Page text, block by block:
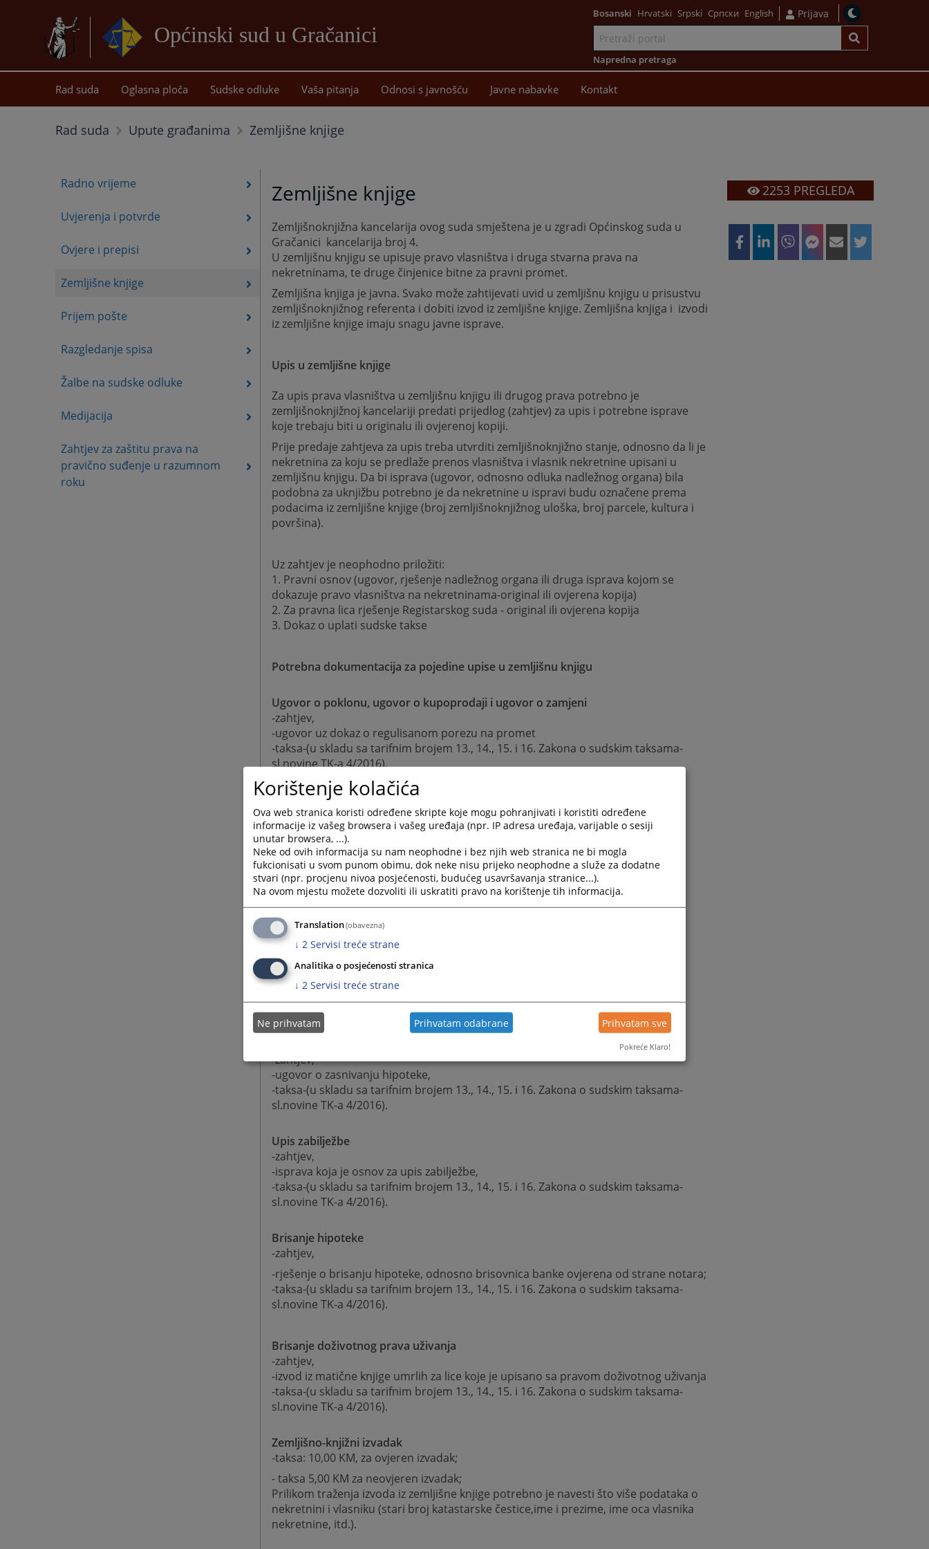
Općinski sud u Gračanici
sadržaj
Bosanski Hrvatski Srpski Српски English Prijava
Napredna pretraga
Rad suda Oglasna ploča Sudske odluke Vaša pitanja Odnosi s javnošću Javne nabavke Kontakt
Rad suda Upute građanima Zemljišne knjige
Radno vrijeme
Uvjerenja i potvrde
Ovjere i prepisi
Zemljišne knjige
Prijem pošte
Razgledanje spisa
Žalbe na sudske odluke
Medijacija
Zahtjev za zaštitu prava na
pravično suđenje u razumnom
roku
Zemljišne knjige
Zemljišnoknjižna kancelarija ovog suda smještena je u zgradi Općinskog suda u
Gračanici kancelarija broj 4.
U zemljišnu knjigu se upisuje pravo vlasništva i druga stvarna prava na
nekretninama, te druge činjenice bitne za pravni promet.
Zemljišna knjiga je javna. Svako može zahtijevati uvid u zemljišnu knjigu u prisustvu
zemljišnoknjižnog referenta i dobiti izvod iz zemljišne knjige. Zemljišna knjiga i izvodi
iz zemljišne knjige imaju snagu javne isprave.
Upis u zemljišne knjige
Za upis prava vlasništva u zemljišnu knjigu ili drugog prava potrebno je
zemljišnoknjižnoj kancelariji predati prijedlog (zahtjev) za upis i potrebne isprave
koje trebaju biti u originalu ili ovjerenoj kopiji.
Prije predaje zahtjeva za upis treba utvrditi zemljišnoknjižno stanje, odnosno da li je
nekretnina za koju se predlaže prenos vlasništva i vlasnik nekretnine upisani u
zemljišnu knjigu. Da bi isprava (ugovor, odnosno odluka nadležnog organa) bila
podobna za uknjižbu potrebno je da nekretnine u ispravi budu označene prema
podacima iz zemljišne knjige (broj zemljišnoknjižnog uloška, broj parcele, kultura i
površina).
Uz zahtjev je neophodno priložiti:
1. Pravni osnov (ugovor, rješenje nadležnog organa ili druga isprava kojom se
dokazuje pravo vlasništva na nekretninama-original ili ovjerena kopija)
2. Za pravna lica rješenje Registarskog suda - original ili ovjerena kopija
3. Dokaz o uplati sudske takse
Potrebna dokumentacija za pojedine upise u zemljišnu knjigu
Ugovor o poklonu, ugovor o kupoprodaji i ugovor o zamjeni
-zahtjev,
-ugovor uz dokaz o regulisanom porezu na promet
-taksa-(u skladu sa tarifnim brojem 13., 14., 15. i 16. Zakona o sudskim taksama-
sl.novine TK-a 4/2016).
Dioba nekretnina
-zahtjev,
-ugovor o diobi
uz dokaz o regulisanom porezu na promet
taksa-(u skladu sa tarifnim brojem 13., 14., 15. i 16. Zakona o sudskim taksama-
sl.novine TK-a 4/2016).
Ugovor o doživotnom izdržavanju
-zahtjev,
-ugovor o doživotnom izdržavanju uz dokaz o regulisanom porezu na promet,
-izvod iz matične knjige umrlih za primaoca izdržavanja,
-taksa-(u skladu sa tarifnim brojem 13., 14., 15. i 16. Zakona o sudskim taksama-
sl.novine TK-a 4/2016).
-zahtjev,
-ugovor o zasnivanju hipoteke,
-taksa-(u skladu sa tarifnim brojem 13., 14., 15. i 16. Zakona o sudskim taksama-
sl.novine TK-a 4/2016).
Upis zabilježbe
-zahtjev,
-isprava koja je osnov za upis zabilježbe,
-taksa-(u skladu sa tarifnim brojem 13., 14., 15. i 16. Zakona o sudskim taksama-
sl.novine TK-a 4/2016).
Brisanje hipoteke
-zahtjev,
-rješenje o brisanju hipoteke, odnosno brisovnica banke ovjerena od strane notara;
-taksa-(u skladu sa tarifnim brojem 13., 14., 15. i 16. Zakona o sudskim taksama-
sl.novine TK-a 4/2016).
Brisanje doživotnog prava uživanja
-zahtjev,
-izvod iz matične knjige umrlih za lice koje je upisano sa pravom doživotnog uživanja
-taksa-(u skladu sa tarifnim brojem 13., 14., 15. i 16. Zakona o sudskim taksama-
sl.novine TK-a 4/2016).
Zemljišno-knjižni izvadak
-taksa: 10,00 KM, za ovjeren izvadak;
- taksa 5,00 KM za neovjeren izvadak;
Prilikom traženja izvoda iz zemljišne knjige potrebno je navesti što više podataka o
nekretnini i vlasniku (stari broj katastarske čestice,ime i prezime, ime oca vlasnika
nekretnine, itd.).
2253PREGLEDA
Korištenje kolačića
Ova web stranica koristi određene skripte koje mogu pohranjivati i koristiti određene
informacije iz vašeg browsera i vašeg uređaja (npr. IP adresa uređaja, varijable o sesiji
unutar browsera, ...).
Neke od ovih informacija su nam neophodne i bez njih web stranica ne bi mogla
fukcionisati u svom punom obimu, dok neke nisu prijeko neophodne a služe za dodatne
stvari (npr. procjenu nivoa posjećenosti, budućeg usavršavanja stranice...).
Na ovom mjestu možete dozvoliti ili uskratiti pravo na korištenje tih informacija.
Translation(obavezna)
↓ 2 Servisi treće strane
Analitika o posjećenosti stranica
↓ 2 Servisi treće strane
Ne prihvatam Prihvatam odabrane Prihvatam sve
Pokreće Klaro!